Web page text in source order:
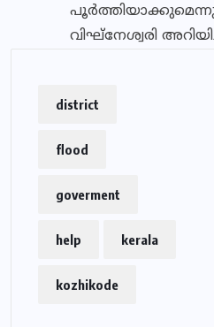
വിഘ്‌നേശ്വരി
district
flood
goverment
help kerala
kozhikode